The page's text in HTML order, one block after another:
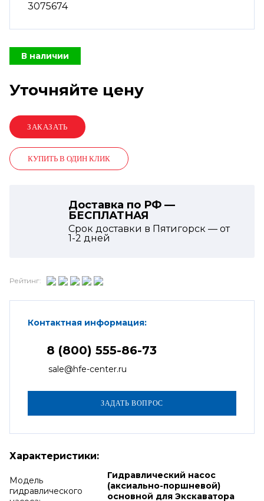
3075674
В наличии
Уточняйте цену
КУПИТЬ В ОДИН КЛИК
Доставка по РФ —
БЕСПЛАТНАЯ
Срок доставки в Пятигорск — от
1-2 дней
Рейтинг:
Контактная информация:
8 (800) 555-86-73
sale@hfe-center.ru
Характеристики:
Модель
гидравлического
Гидравлический насос
(аксиально-поршневой)
основной для Экскаватора